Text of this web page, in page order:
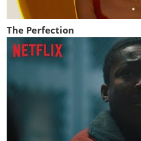
The Perfection